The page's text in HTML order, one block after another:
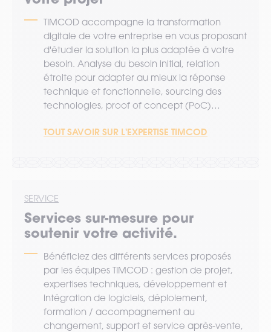
TIMCOD accompagne la transformation
digitale de votre entreprise en vous proposant
d'étudier la solution la plus adaptée à votre
besoin. Analyse du besoin initial, relation
étroite pour adapter au mieux la réponse
technique et fonctionnelle, sourcing des
technologies, proof of concept (PoC)…
TOUT SAVOIR SUR L'EXPERTISE TIMCOD
SERVICE
Services sur-mesure pour
soutenir votre activité.
Bénéficiez des différents services proposés
par les équipes TIMCOD : gestion de projet,
expertises techniques, développement et
intégration de logiciels, déploiement,
formation / accompagnement au
changement, support et service après-vente,